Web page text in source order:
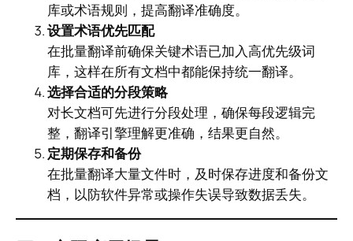
库或术语规则，提高翻译准确度。
设置术语优先匹配
在批量翻译前确保关键术语已加入高优先级词
库，这样在所有文档中都能保持统一翻译。
选择合适的分段策略
对长文档可先进行分段处理，确保每段逻辑完
整，翻译引擎理解更准确，结果更自然。
定期保存和备份
在批量翻译大量文件时，及时保存进度和备份文
档，以防软件异常或操作失误导致数据丢失。